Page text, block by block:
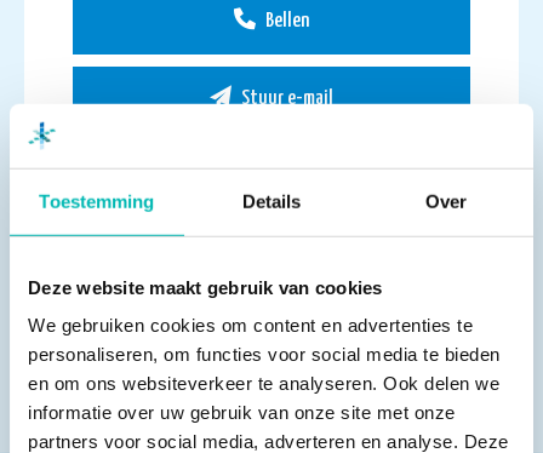
Toestemming Details Over
Deze website maakt gebruik van cookies
We gebruiken cookies om content en advertenties te
personaliseren, om functies voor social media te bieden
en om ons websiteverkeer te analyseren. Ook delen we
informatie over uw gebruik van onze site met onze
partners voor social media, adverteren en analyse. Deze
Bellen
Stuur e-mail
Directeur:
Hans Vreeken